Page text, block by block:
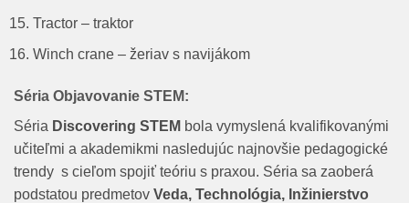
Tractor – traktor
Winch crane – žeriav s navijákom
Séria Objavovanie STEM:
Séria Discovering STEM bola vymyslená kvalifikovanými
učiteľmi a akademikmi nasledujúc najnovšie pedagogické
trendy s cieľom spojiť teóriu s praxou. Séria sa zaoberá
podstatou predmetov Veda, Technológia, Inžinierstvo